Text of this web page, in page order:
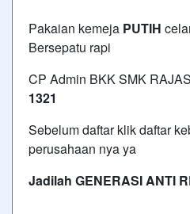
Pakaian kemeja PUTIH
Bersepatu rapi
CP Admin BKK SMK
1321
Sebelum daftar klik daftar
perusahaan nya ya
Jadilah GENERASI ANTI